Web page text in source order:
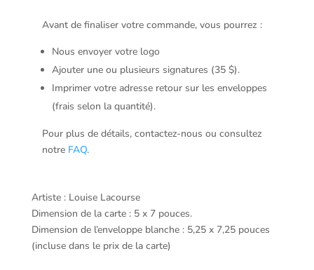
Avant de finaliser votre commande, vous pourrez :
Nous envoyer votre logo
Ajouter une ou plusieurs signatures (35 $).
Imprimer votre adresse retour sur les enveloppes
(frais selon la quantité).
Pour plus de détails, contactez-nous ou consultez
notre FAQ.
Artiste : Louise Lacourse
Dimension de la carte : 5 x 7 pouces.
Dimension de l’enveloppe blanche : 5,25 x 7,25 pouces
(incluse dans le prix de la carte)